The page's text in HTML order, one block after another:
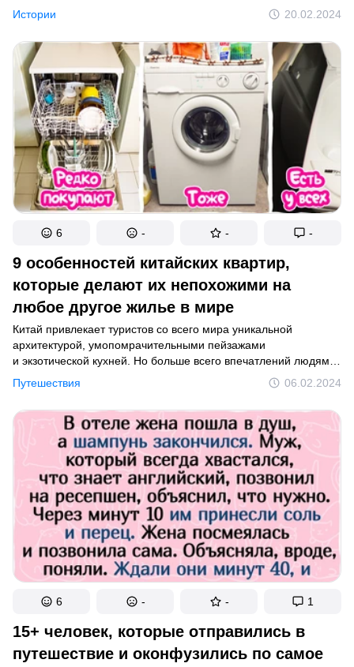
Истории 20.02.2024
на встречу с подругой и обнаружить, что вы обе решили
надеть одинаковые блузки. А вот встретить соседа во время
путешествия на другойконтинент или набрать не тот номер
и наткнуться на выгодную сделку — это уже совсем иной
уровень. Похожие истории и произошли с героями этой
статьи.
9 особенностей китайских квартир,
которые делают их непохожими на
любое другое жилье в мире
Путешествия 06.02.2024
Китай привлекает туристов со всего мира уникальной
архитектурой, умопомрачительными пейзажами
и экзотической кухней. Но больше всего впечатлений людям
дарят порой не природные и исторические объекты, а какие-
то бытовые моменты и особенности местного жилья,
отличающиеся от привычных им как небо от земли.
6 - - -
15+ человек, которые отправились в
путешествие и оконфузились по самое
6 - - 1